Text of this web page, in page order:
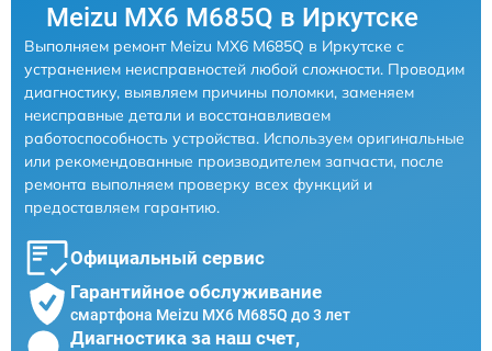
Meizu MX6 M685Q в Иркутске
Выполняем ремонт Meizu MX6 M685Q в Иркутске с
устранением неисправностей любой сложности. Проводим
диагностику, выявляем причины поломки, заменяем
неисправные детали и восстанавливаем
работоспособность устройства. Используем оригинальные
или рекомендованные производителем запчасти, после
ремонта выполняем проверку всех функций и
предоставляем гарантию.
Официальный сервис
Гарантийное обслуживание
смартфона Meizu MX6 M685Q до 3 лет
Диагностика за наш счет,